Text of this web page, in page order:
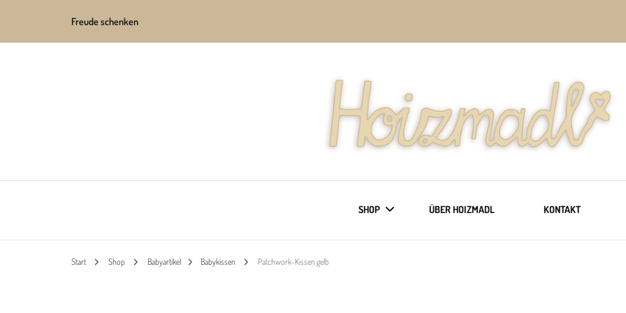
Freude schenken
Hoizmadl SHOP ÜBER HOIZMADL KONTAKT
Start Shop Babyartikel Babykissen Patchwork-Kissen gelb